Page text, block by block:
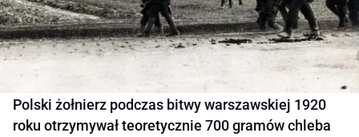
Polski żołnierz podczas bitwy warszawskiej 1920
roku otrzymywał teoretycznie 700 gramów chleba